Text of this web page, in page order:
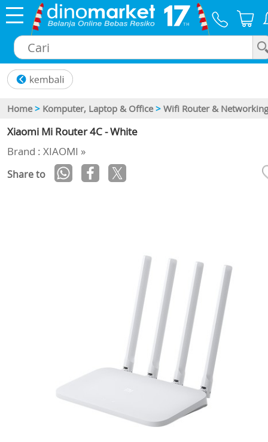
Home > Komputer, Laptop & Office > Wifi Router & Networking
Xiaomi Mi Router 4C - White
Brand : XIAOMI »
Share to